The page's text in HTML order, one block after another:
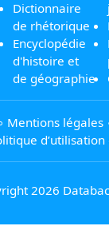
Dictionnaire
de rhétorique
Encyclopédie
d'histoire et
de géographie
Mentions légales
d’utilisation
2026 Databac